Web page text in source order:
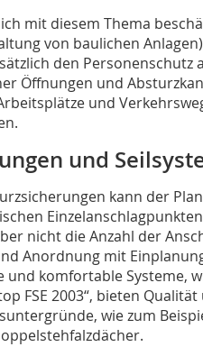
mit diesem Thema
von baulichen
den Personenschutz
Öffnungen und
und
und
kann der
nicht die Anzahl der
Anordnung mit
und komfortable Systeme,
FSE 2003“, bieten
wie zum